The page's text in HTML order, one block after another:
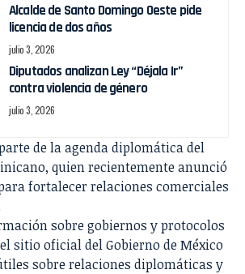
Alcalde de Santo Domingo Oeste pide
licencia de dos años
julio 3, 2026
Diputados analizan Ley “Déjala Ir”
contra violencia de género
julio 3, 2026
de la agenda diplomática del
quien recientemente anunció
fortalecer relaciones comerciales
sobre gobiernos y protocolos
sitio oficial del Gobierno de México
sobre relaciones diplomáticas y